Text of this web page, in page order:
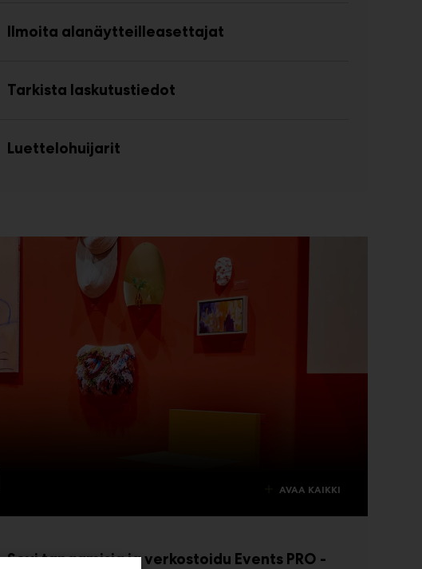
Ilmoita alanäytteilleasettajat
Tarkista laskutustiedot
Luettelohuijarit
AVAA KAIKKI
Sovi tapaamisia ja verkostoidu Events PRO -